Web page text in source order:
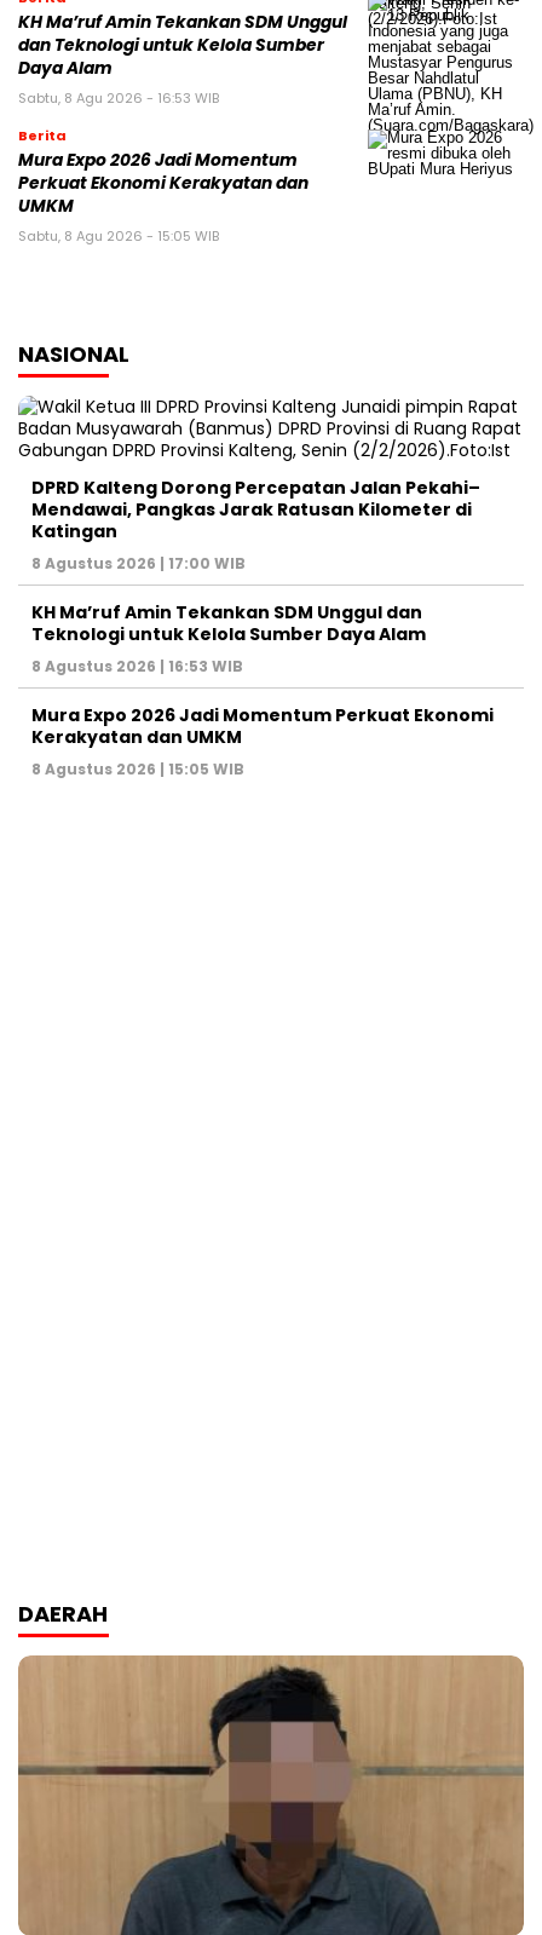
KH Ma’ruf Amin Tekankan SDM Unggul
dan Teknologi untuk Kelola Sumber
Daya Alam
Sabtu, 8 Agu 2026 - 16:53 WIB
Berita
Mura Expo 2026 Jadi Momentum
Perkuat Ekonomi Kerakyatan dan
UMKM
Sabtu, 8 Agu 2026 - 15:05 WIB
NASIONAL
DPRD Kalteng Dorong Percepatan Jalan Pekahi–
Mendawai, Pangkas Jarak Ratusan Kilometer di
Katingan
8 Agustus 2026 | 17:00 WIB
KH Ma’ruf Amin Tekankan SDM Unggul dan
Teknologi untuk Kelola Sumber Daya Alam
8 Agustus 2026 | 16:53 WIB
Mura Expo 2026 Jadi Momentum Perkuat Ekonomi
Kerakyatan dan UMKM
8 Agustus 2026 | 15:05 WIB
DAERAH